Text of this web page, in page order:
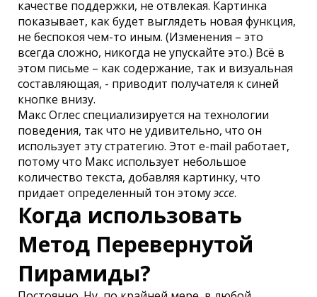
качестве поддержки, не отвлекая. Картинка
показывает, как будет выглядеть новая функция,
не беспокоя чем-то иным. (Изменения – это
всегда сложно, никогда не упускайте это.) Всё в
этом письме – как содержание, так и визуальная
составляющая, - приводит получателя к синей
кнопке внизу.
Макс Оглес специализируется на технологии
поведения, так что не удивительно, что он
использует эту стратегию. Этот e-mail работает,
потому что Макс использует небольшое
количество текста, добавляя картинку, что
придает определенный тон этомуэссе.
Когда использовать
Метод Перевернутой
Пирамиды?